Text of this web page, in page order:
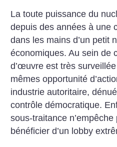
La toute puissance du
depuis des années à une
dans les mains d’un petit
économiques. Au sein de
d’œuvre est très
mêmes opportunité
industrie autoritaire,
contrôle démocratique.
sous-traitance
bénéficier d’un lobby